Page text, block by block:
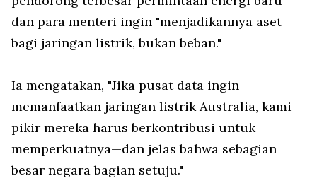
dan para menteri ingin "menjadikannya aset
bagi jaringan listrik, bukan beban."
Ia mengatakan, "Jika pusat data ingin
memanfaatkan jaringan listrik Australia, kami
pikir mereka harus berkontribusi untuk
memperkuatnya—dan jelas bahwa sebagian
besar negara bagian setuju."